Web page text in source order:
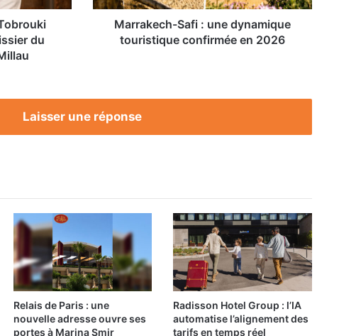
du
2026
Marrakech-Safi : une dynamique
touristique confirmée en 2026
Laisser une réponse
Relais de Paris : une
nouvelle adresse ouvre ses
portes à Marina Smir
Radisson Hotel Group : l’IA
automatise l’alignement des
tarifs en temps réel